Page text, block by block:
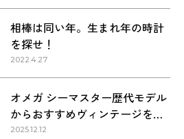
相棒は同い年。生まれ年の時計
を探せ！
2022.4.27
オメガ シーマスター歴代モデル
からおすすめヴィンテージを紹
介
2025.12.12